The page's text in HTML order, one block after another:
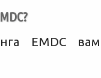
EMDC вам